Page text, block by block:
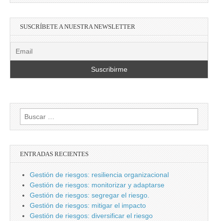
SUSCRÍBETE A NUESTRA NEWSLETTER
Buscar:
ENTRADAS RECIENTES
Gestión de riesgos: resiliencia organizacional
Gestión de riesgos: monitorizar y adaptarse
Gestión de riesgos: segregar el riesgo.
Gestión de riesgos: mitigar el impacto
Gestión de riesgos: diversificar el riesgo